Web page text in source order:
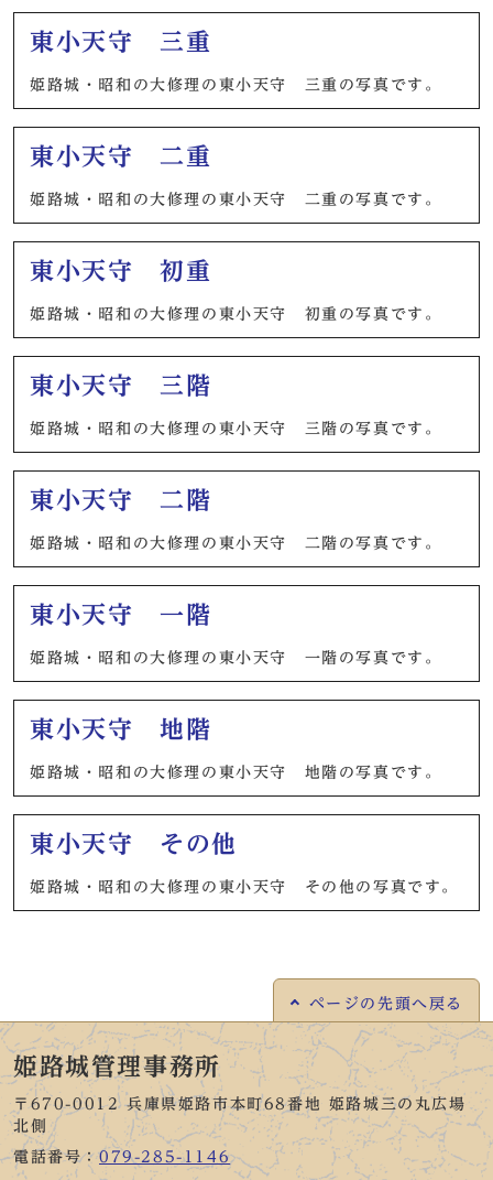
メインメニュー
東小天守 三重
姫路城・昭和の大修理の東小天守 三重の写真です。
東小天守 二重
姫路城・昭和の大修理の東小天守 二重の写真です。
東小天守 初重
姫路城・昭和の大修理の東小天守 初重の写真です。
東小天守 三階
姫路城・昭和の大修理の東小天守 三階の写真です。
東小天守 二階
姫路城・昭和の大修理の東小天守 二階の写真です。
東小天守 一階
姫路城・昭和の大修理の東小天守 一階の写真です。
東小天守 地階
姫路城・昭和の大修理の東小天守 地階の写真です。
東小天守 その他
姫路城・昭和の大修理の東小天守 その他の写真です。
ページの 先頭へ戻る
姫路城管理事務所
〒670-0012 兵庫県姫路市本町68番地 姫路城三の丸広場
北側
電話番号：079-285-1146